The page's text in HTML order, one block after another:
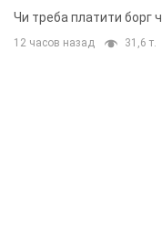
неочікуване
Чи треба платити борг
12 часов назад 31,6 т.